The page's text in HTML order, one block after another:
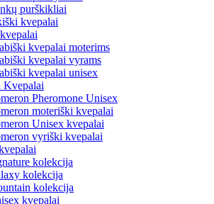
purškikliai
kvepalai
kvepalai moterims
kvepalai vyrams
kvepalai unisex
Kvepalai
Pheromone Unisex
moteriški kvepalai
Unisex kvepalai
vyriški kvepalai
kolekcija
kolekcija
kolekcija
kvepalai